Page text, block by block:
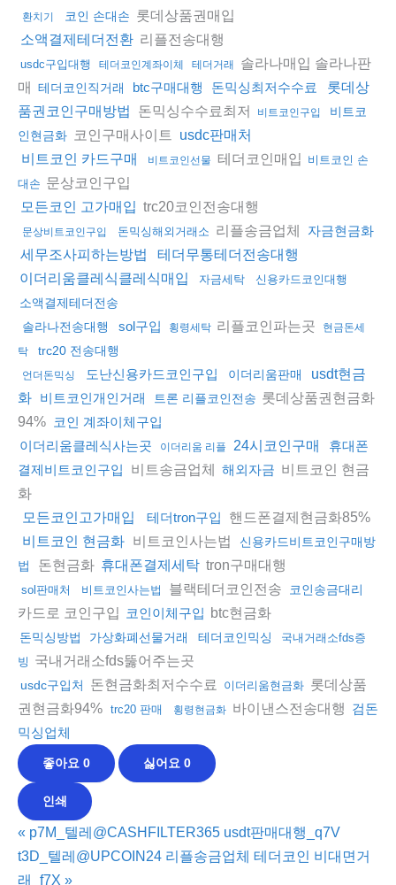
환치기 코인 손대손 롯데상품권매입
소액결제테더전환 리플전송대행
usdc구입대행 테더코인계좌이체 테더거래
솔라나매입 솔라나판
매 테더코인직거래 btc구매대행 돈믹싱최저수수료
롯데상
품권코인구매방법
돈믹싱수수료최저 비트코인구입
비트코
인현금화 코인구매사이트
usdc판매처
비트코인 카드구매
비트코인선물 테더코인매입 비트코인 손
대손 문상코인구입
모든코인 고가매입 trc20코인전송대행
문상비트코인구입 돈믹싱해외거래소 리플송금업체
자금현금화
세무조사피하는방법
테더무통테더전송대행
이더리움클레식클레식매입
자금세탁 신용카드코인대행
소액결제테더전송
솔라나전송대행
sol구입 횡령세탁 리플코인파는곳
현금돈세
탁
trc20 전송대행
언더돈믹싱 도난신용카드코인구입 이더리움판매
usdt현금
화 비트코인개인거래 트론 리플코인전송 롯데상품권현금화
94% 코인 계좌이체구입
이더리움클레식사는곳
이더리움 리플 24시코인구매
휴대폰
결제비트코인구입
비트송금업체 해외자금 비트코인 현금
화
모든코인고가매입 테더tron구입 핸드폰결제현금화85%
비트코인 현금화 비트코인사는법
신용카드비트코인구매방
법
돈현금화 휴대폰결제세탁 tron구매대행
sol판매처 비트코인사는법 블랙테더코인전송 코인송금대리
카드로 코인구입 코인이체구입 btc현금화
돈믹싱방법 가상화폐선물거래 테더코인믹싱
국내거래소fds증
빙 국내거래소fds뚫어주는곳
usdc구입처 돈현금화최저수수료 이더리움현금화 롯데상품
권현금화94% trc20 판매 횡령현금화 바이낸스전송대행 검돈
믹싱업체
좋아요 0 싫어요 0
인쇄
« p7M_텔레@CASHFILTER365 usdt판매대행_q7V
t3D_텔레@UPCOIN24 리플송금업체 테더코인 비대면거
래_f7X »